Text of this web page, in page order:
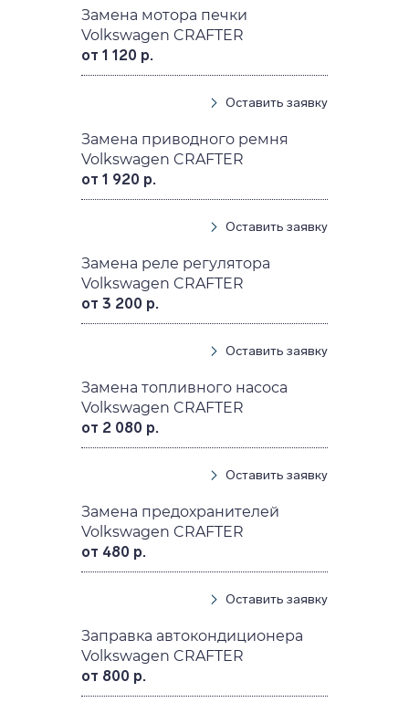
Замена мотора печки
Volkswagen CRAFTER
от 1 120 р.
Оставить заявку
Замена приводного ремня
Volkswagen CRAFTER
от 1 920 р.
Оставить заявку
Замена реле регулятора
Volkswagen CRAFTER
от 3 200 р.
Оставить заявку
Замена топливного насоса
Volkswagen CRAFTER
от 2 080 р.
Оставить заявку
Замена предохранителей
Volkswagen CRAFTER
от 480 р.
Оставить заявку
Заправка автокондиционера
Volkswagen CRAFTER
от 800 р.